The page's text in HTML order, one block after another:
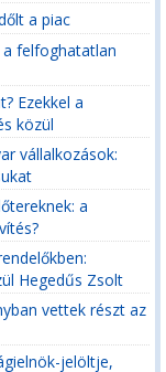
a piac
felfoghatatlan
Ezekkel a
közül
vállalkozások:
a
Hegedűs Zsolt
vettek részt az
jelöltje,